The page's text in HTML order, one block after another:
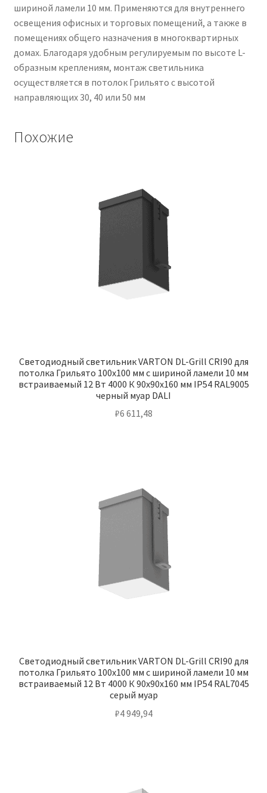
шириной ламели 10 мм. Применяются для внутреннего
освещения офисных и торговых помещений, а также в
помещениях общего назначения в многоквартирных
домах. Благодаря удобным регулируемым по высоте L-
образным креплениям, монтаж светильника
осуществляется в потолок Грильято с высотой
направляющих 30, 40 или 50 мм
Похожие
Светодиодный светильник VARTON DL-Grill CRI90 для
потолка Грильято 100х100 мм с шириной ламели 10 мм
встраиваемый 12 Вт 4000 К 90х90х160 мм IP54 RAL9005
черный муар DALI
₽6 611,48
Светодиодный светильник VARTON DL-Grill CRI90 для
потолка Грильято 100х100 мм с шириной ламели 10 мм
встраиваемый 12 Вт 4000 К 90х90х160 мм IP54 RAL7045
серый муар
₽4 949,94